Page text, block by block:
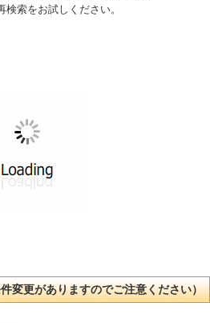
索をお試しください。
変更がありますのでご注意ください）